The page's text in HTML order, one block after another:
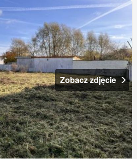
Zobacz zdjęcie